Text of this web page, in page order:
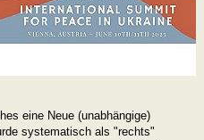
eine Neue (unabhängige)
systematisch als "rechts"